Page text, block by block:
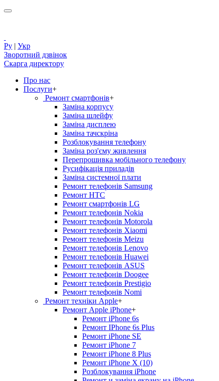
Ру | Укр
Зворотний дзвінок
Скарга директору
Про нас
Послуги+
Ремонт смартфонів+
Заміна корпусу
Заміна шлейфу
Заміна дисплею
Заміна тачскріна
Розблокування телефону
Заміна роз'єму живлення
Перепрошивка мобільного телефону
Русифікація приладів
Заміна системної плати
Ремонт телефонів Samsung
Ремонт HTC
Ремонт смартфонів LG
Ремонт телефонів Nokia
Ремонт телефонів Motorola
Ремонт телефонів Xiaomi
Ремонт телефонів Meizu
Ремонт телефонів Lenovo
Ремонт телефонів Huawei
Ремонт телефонів ASUS
Ремонт телефонів Doogee
Ремонт телефонів Prestigio
Ремонт телефонів Nomi
Ремонт техніки Apple+
Ремонт Apple iPhone+
Ремонт iPhone 6s
Ремонт IPhone 6s Plus
Ремонт iPhone SE
Ремонт iPhone 7
Ремонт iPhone 8 Plus
Ремонт iPhone X (10)
Розблокування iPhone